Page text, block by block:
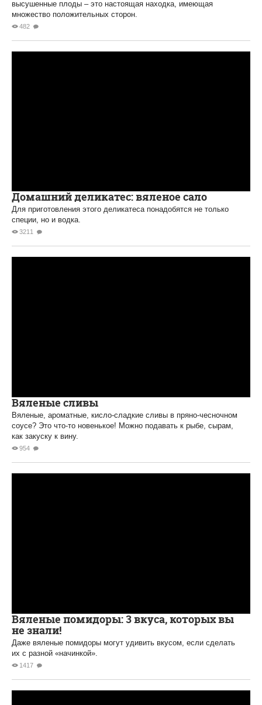
высушенные плоды – это настоящая находка, имеющая
множество положительных сторон.
482
Домашний деликатес: вяленое сало
Для приготовления этого деликатеса понадобятся не только
специи, но и водка.
3211
Вяленые сливы
Вяленые, ароматные, кисло-сладкие сливы в пряно-чесночном
соусе? Это что-то новенькое! Можно подавать к рыбе, сырам,
как закуску к вину.
954
Вяленые помидоры: 3 вкуса, которых вы
не знали!
Даже вяленые помидоры могут удивить вкусом, если сделать
их с разной «начинкой».
1417